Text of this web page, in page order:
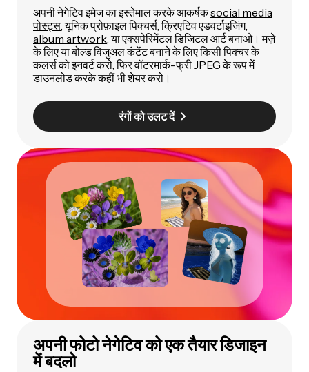
अपनी नेगेटिव इमेज का इस्तेमाल करके आकर्षकsocial media
पोस्ट्स , यूनिक प्रोफ़ाइल पिक्चर्स, क्रिएटिव एडवर्टाइजिंग,
album artwork , या एक्सपेरिमेंटल डिजिटल आर्ट बनाओ। मज़े
के लिए या बोल्ड विजुअल कंटेंट बनाने के लिए किसी पिक्चर के
कलर्स को इनवर्ट करो, फिर वॉटरमार्क-फ्री JPEG के रूप में
डाउनलोड करके कहीं भी शेयर करो।
रंगों को उलट दें
अपनी फोटो नेगेटिव को एक तैयार डिजाइन
में बदलो